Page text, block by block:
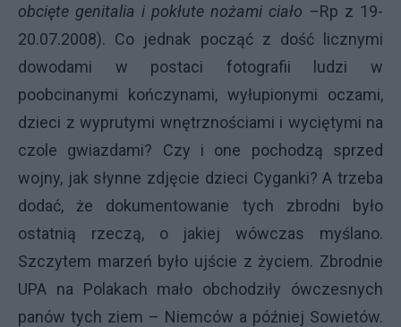
obcięte genitalia i pokłute nożami ciało –Rp z 19-
20.07.2008). Co jednak począć z dość licznymi
dowodami w postaci fotografii ludzi w
poobcinanymi kończynami, wyłupionymi oczami,
dzieci z wyprutymi wnętrznościami i wyciętymi na
czole gwiazdami? Czy i one pochodzą sprzed
wojny, jak słynne zdjęcie dzieci Cyganki? A trzeba
dodać, że dokumentowanie tych zbrodni było
ostatnią rzeczą, o jakiej wówczas myślano.
Szczytem marzeń było ujście z życiem. Zbrodnie
UPA na Polakach mało obchodziły ówczesnych
panów tych ziem – Niemców a później Sowietów.